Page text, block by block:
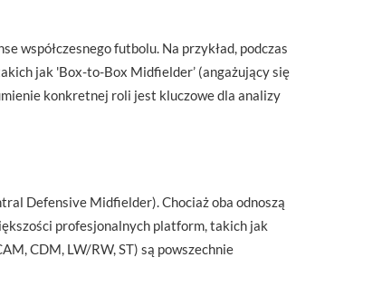
współczesnego futbolu. Na przykład, podczas
jak 'Box-to-Box Midfielder’ (angażujący się
konkretnej roli jest kluczowe dla analizy
Defensive Midfielder). Chociaż oba odnoszą
profesjonalnych platform, takich jak
CDM, LW/RW, ST) są powszechnie